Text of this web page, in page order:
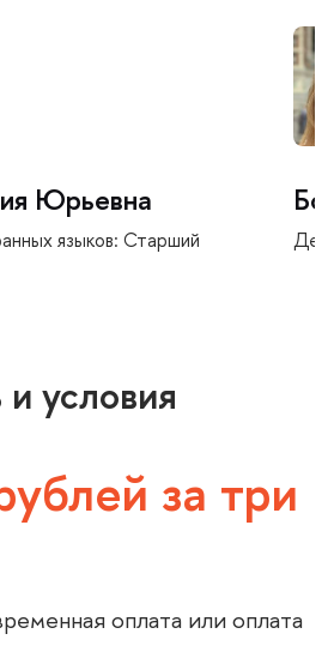
Юрьевна
языков: Старший
условия
за три
оплата или оплата